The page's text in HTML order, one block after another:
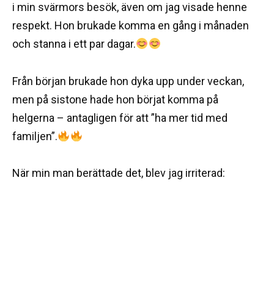
i min svärmors besök, även om jag visade henne
respekt. Hon brukade komma en gång i månaden
och stanna i ett par dagar.
Från början brukade hon dyka upp under veckan,
men på sistone hade hon börjat komma på
helgerna – antagligen för att ”ha mer tid med
familjen”.
När min man berättade det, blev jag irriterad: